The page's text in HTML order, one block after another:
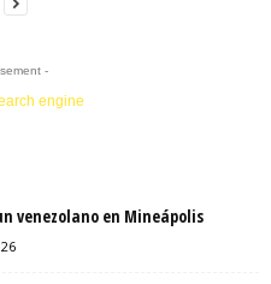
-
venezolano en Mineápolis